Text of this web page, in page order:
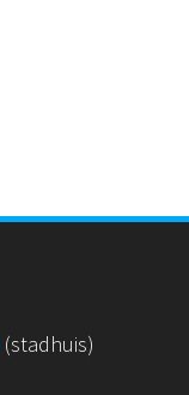
(stadhuis)